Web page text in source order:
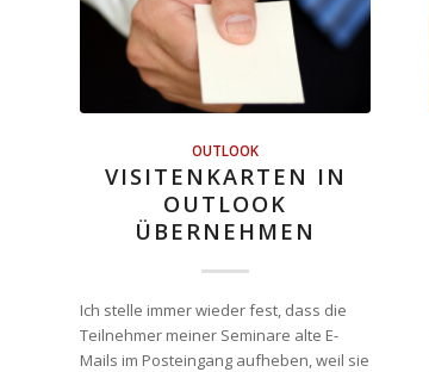
OUTLOOK
VISITENKARTEN IN
OUTLOOK
ÜBERNEHMEN
Ich stelle immer wieder fest, dass die
Teilnehmer meiner Seminare alte E-
Mails im Posteingang aufheben, weil sie